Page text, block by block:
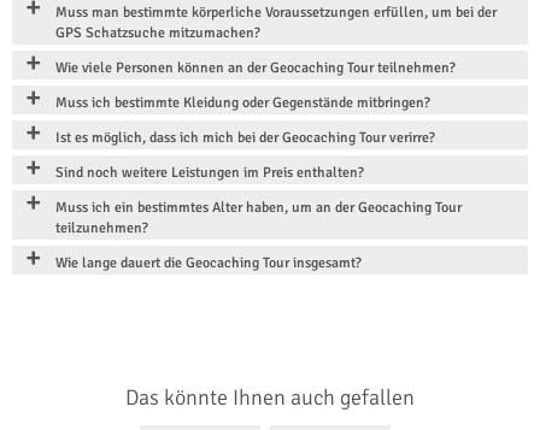
Muss man bestimmte körperliche Voraussetzungen erfüllen, um bei der
GPS Schatzsuche mitzumachen?
Wie viele Personen können an der Geocaching Tour teilnehmen?
Muss ich bestimmte Kleidung oder Gegenstände mitbringen?
Ist es möglich, dass ich mich bei der Geocaching Tour verirre?
Sind noch weitere Leistungen im Preis enthalten?
Muss ich ein bestimmtes Alter haben, um an der Geocaching Tour
teilzunehmen?
Wie lange dauert die Geocaching Tour insgesamt?
Das könnte Ihnen auch gefallen